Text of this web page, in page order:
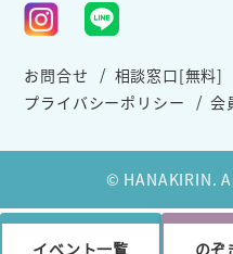
お問合せ 相談窓口[無料]
プライバシーポリシー
会
© HANAKIRIN.
イベント一覧 のぞ